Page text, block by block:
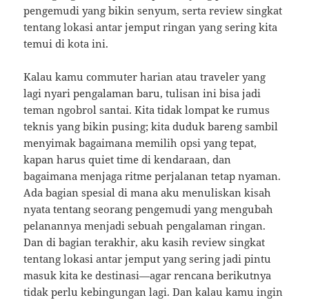
pengemudi yang bikin senyum, serta review singkat
tentang lokasi antar jemput ringan yang sering kita
temui di kota ini.
Kalau kamu commuter harian atau traveler yang
lagi nyari pengalaman baru, tulisan ini bisa jadi
teman ngobrol santai. Kita tidak lompat ke rumus
teknis yang bikin pusing; kita duduk bareng sambil
menyimak bagaimana memilih opsi yang tepat,
kapan harus quiet time di kendaraan, dan
bagaimana menjaga ritme perjalanan tetap nyaman.
Ada bagian spesial di mana aku menuliskan kisah
nyata tentang seorang pengemudi yang mengubah
pelanannya menjadi sebuah pengalaman ringan.
Dan di bagian terakhir, aku kasih review singkat
tentang lokasi antar jemput yang sering jadi pintu
masuk kita ke destinasi—agar rencana berikutnya
tidak perlu kebingungan lagi. Dan kalau kamu ingin